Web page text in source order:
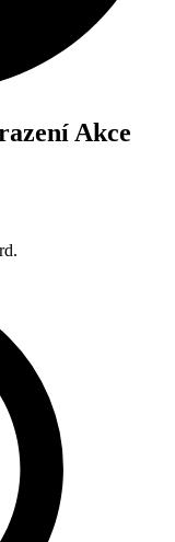
Akce